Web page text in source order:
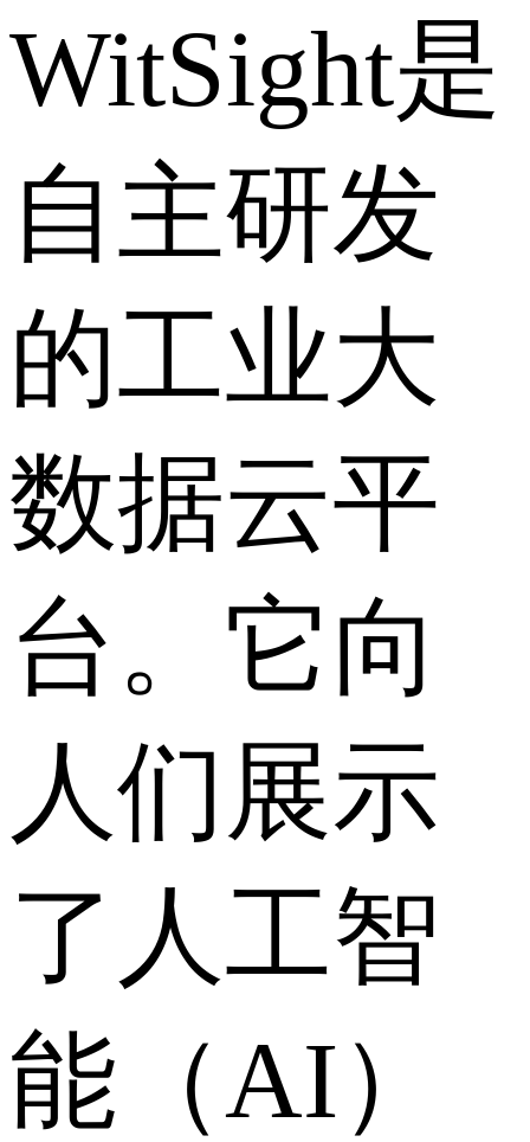
WitSight是
自主研发
的工业大
数据云平
台。它向
人们展示
了人工智
能（AI）